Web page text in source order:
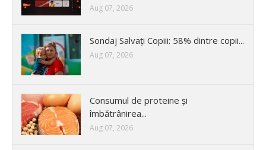
Aug 07, 2026
Sondaj Salvați Copiii: 58% dintre copii...
Aug 07, 2026
Consumul de proteine și
îmbătrânirea...
Aug 07, 2026